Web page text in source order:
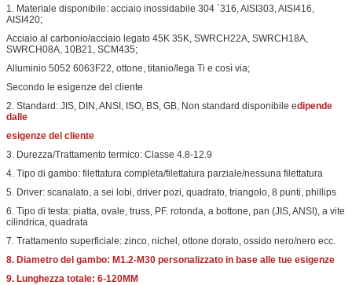
1. Materiale disponibile: acciaio inossidabile 304 `316, AISI303, AISI416,
AISI420;
Acciaio al carbonio/acciaio legato 45K 35K, SWRCH22A, SWRCH18A,
SWRCH08A, 10B21, SCM435;
Alluminio 5052 6063F22, ottone, titanio/lega Ti e così via;
Secondo le esigenze del cliente
2. Standard: JIS, DIN, ANSI, ISO, BS, GB, Non standard disponibile edipende
dalle
esigenze del cliente
3. Durezza/Trattamento termico: Classe 4.8-12.9
4. Tipo di gambo: filettatura completa/filettatura parziale/nessuna filettatura
5. Driver: scanalato, a sei lobi, driver pozi, quadrato, triangolo, 8 punti, phillips
6. Tipo di testa: piatta, ovale, truss, PF. rotonda, a bottone, pan (JIS, ANSI), a vite
cilindrica, quadrata
7. Trattamento superficiale: zinco, nichel, ottone dorato, ossido nero/nero ecc.
8. Diametro del gambo: M1.2-M30 personalizzato in base alle tue esigenze
9. Lunghezza totale: 6-120MM